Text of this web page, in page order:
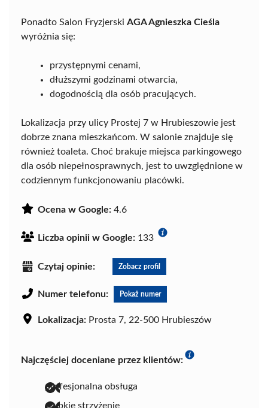
Ponadto Salon Fryzjerski AGA Agnieszka Cieśla
wyróżnia się:
przystępnymi cenami,
dłuższymi godzinami otwarcia,
dogodnością dla osób pracujących.
Lokalizacja przy ulicy Prostej 7 w Hrubieszowie jest
dobrze znana mieszkańcom. W salonie znajduje się
również toaleta. Choć brakuje miejsca parkingowego
dla osób niepełnosprawnych, jest to uwzględnione w
codziennym funkcjonowaniu placówki.
Ocena w Google: 4.6
Liczba opinii w Google: 133
Czytaj opinie: Zobacz profil
Numer telefonu: Pokaż numer
Lokalizacja: Prosta 7, 22-500 Hrubieszów
Najczęściej doceniane przez klientów:
profesjonalna obsługa
szybkie strzyżenie